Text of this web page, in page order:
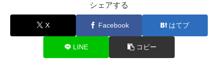
シェアする
X Facebook はてブ
LINE コピー